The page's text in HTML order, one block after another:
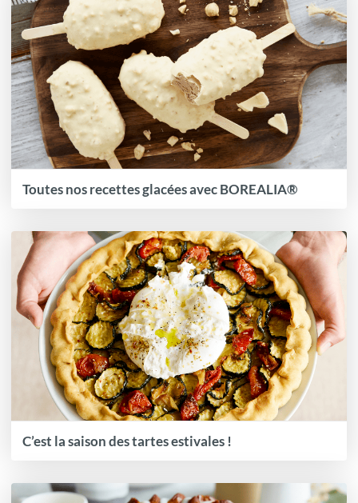
Toutes nos recettes glacées avec BOREALIA®
C’est la saison des tartes estivales !